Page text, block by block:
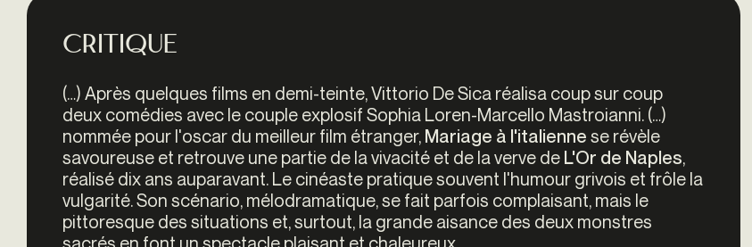
Critique
(…) Après quelques films en demi-teinte, Vittorio De Sica réalisa coup sur coup
deux comédies avec le couple explosif Sophia Loren-Marcello Mastroianni. (…)
nommée pour l'oscar du meilleur film étranger, Mariage à l'italienne se révèle
savoureuse et retrouve une partie de la vivacité et de la verve de L'Or de Naples,
réalisé dix ans auparavant. Le cinéaste pratique souvent l'humour grivois et frôle la
vulgarité. Son scénario, mélodramatique, se fait parfois complaisant, mais le
pittoresque des situations et, surtout, la grande ­aisance des deux monstres